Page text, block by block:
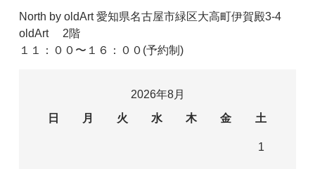
North by oldArt 愛知県名古屋市緑区大高町伊賀殿3-4
oldArt 2階
１１：００〜１６：００(予約制)
2026年8月
日
月 火 水 木 金 土
1